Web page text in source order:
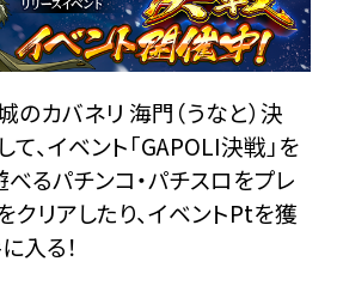
のカバネリ 海門（うなと）決
、イベント「GAPOLI決戦」を
るパチンコ・パチスロをプレ
クリアしたり、イベントPtを獲
入る！